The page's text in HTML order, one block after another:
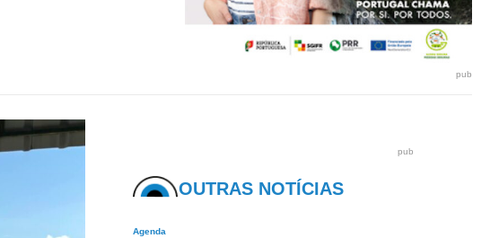
pub
pub
OUTRAS NOTÍCIAS
Agenda